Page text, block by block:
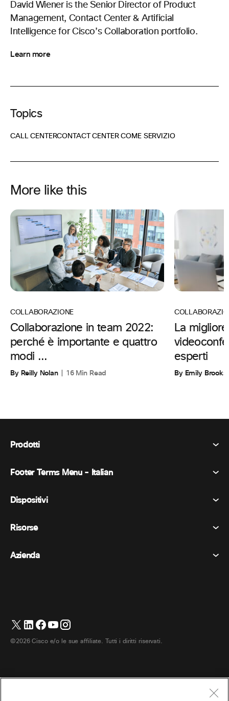
David Wiener is the Senior Director of Product
Management, Contact Center & Artificial
Intelligence for Cisco’s Collaboration portfolio.
Learn more
Topics
CALL CENTERCONTACT CENTER COME SERVIZIO
More like this
COLLABORAZIONE
Collaborazione in team 2022:
perché è importante e quattro
modi ...
By Reilly Nolan 16 Min Read
La
esperti
By Emily Brooks
Prodotti
Webex Suite
Messaggistica
Eventi
Lavagna bianca
Footer Terms Menu - Italian
Termini e condizioni
Marchi
English (Inglese)
Dispositivi
Dispositivi della stanza
Cuffie
Risorse
Prezzi
Azienda
Contatta il supporto
Contatta il reparto vendite
©2026 Cisco e/o le sue affiliate. Tutti i diritti riservati.